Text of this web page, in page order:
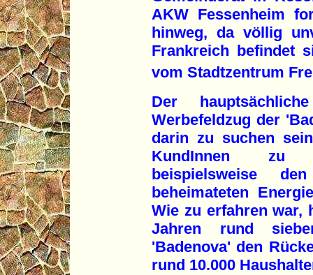
AKW Fessenheim
hinweg, da völlig
Frankreich befindet
vom Stadtzentrum
Der
Werbefeldzug der
darin zu suchen
KundInnen zu
beispielsweise
beheimateten
Wie zu erfahren war,
Jahren rund
'Badenova' den
rund 10.000